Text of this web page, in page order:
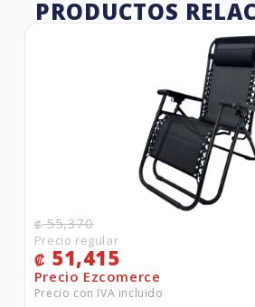
PRODUCTOS
₡55,370
₡ 51,415